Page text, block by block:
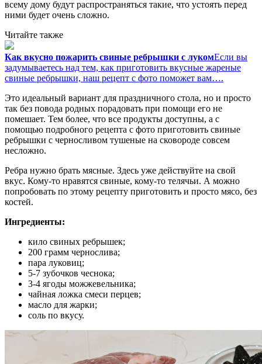
всему дому будут распространяться такие, что устоять перед
ними будет очень сложно.
Читайте также
Как вкусно пожарить свиные ребрышки с лукомЕсли вы
задумываетесь над тем, как приготовить вкусные жареные
свиные ребрышки, наш рецепт с фото поможет вам….
Это идеальный вариант для праздничного стола, но и просто
так без повода родных порадовать при помощи его не
помешает. Тем более, что все продукты доступны, а с
помощью подробного рецепта с фото приготовить свиные
ребрышки с черносливом тушеные на сковороде совсем
несложно.
Ребра нужно брать мясные. Здесь уже действуйте на свой
вкус. Кому-то нравятся свиные, кому-то телячьи. А можно
попробовать по этому рецепту приготовить и просто мясо, без
костей.
Ингредиенты:
кило свиных ребрышек;
200 грамм чернослива;
пара луковиц;
5-7 зубочков чеснока;
3-4 ягоды можжевельника;
чайная ложка смеси перцев;
масло для жарки;
соль по вкусу.